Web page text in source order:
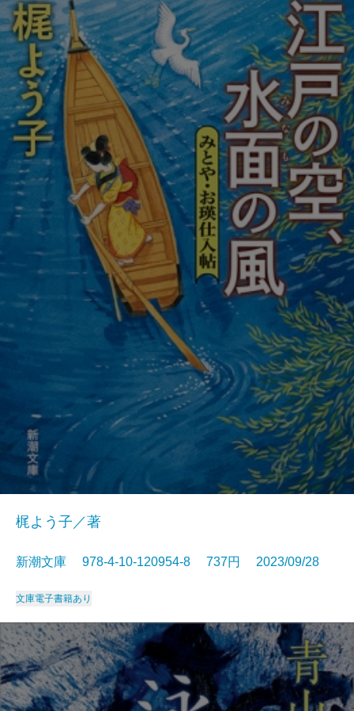
梶よう子／著
新潮文庫 978-4-10-120954-8 737円 2023/09/28
文庫電子書籍あり